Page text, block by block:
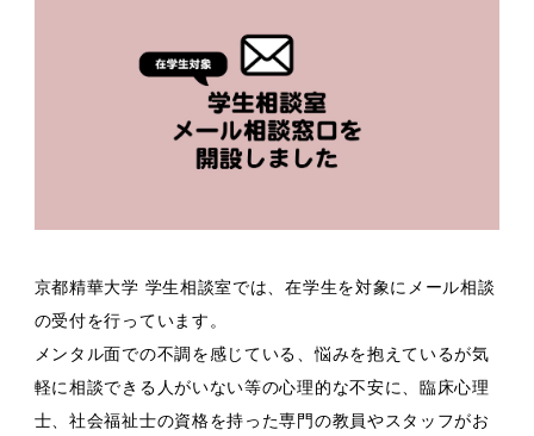
京都精華大学 学生相談室では、在学生を対象にメール相談
の受付を行っています。
メンタル面での不調を感じている、悩みを抱えているが気
軽に相談できる人がいない等の心理的な不安に、臨床心理
士、社会福祉士の資格を持った専門の教員やスタッフがお